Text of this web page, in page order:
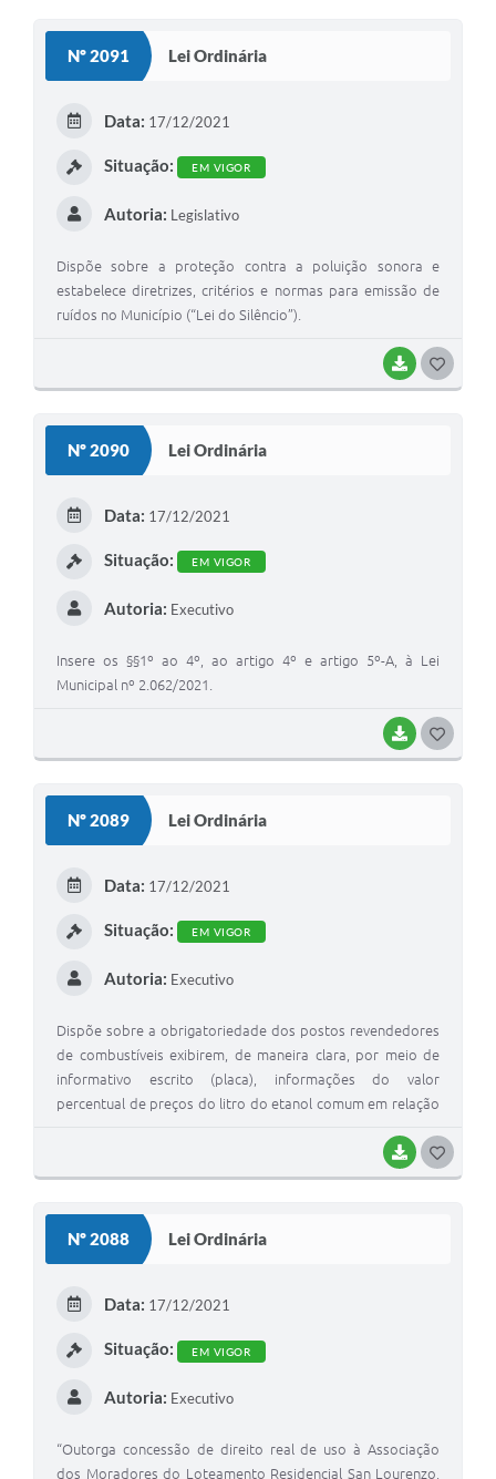
Nº 2091 Lei Ordinária
BAIXAR
Data: 17/12/2021
Situação: EM VIGOR
Autoria: Legislativo
Dispõe sobre a proteção contra a poluição sonora e
estabelece diretrizes, critérios e normas para emissão de
ruídos no Município (“Lei do Silêncio”).
Nº 2090 Lei Ordinária
BAIXAR
Data: 17/12/2021
Situação: EM VIGOR
Autoria: Executivo
Insere os §§1º ao 4º, ao artigo 4º e artigo 5º-A, à Lei
Municipal nº 2.062/2021.
Nº 2089 Lei Ordinária
BAIXAR
Data: 17/12/2021
Situação: EM VIGOR
Autoria: Executivo
Dispõe sobre a obrigatoriedade dos postos revendedores
de combustíveis exibirem, de maneira clara, por meio de
informativo escrito (placa), informações do valor
percentual de preços do litro do etanol comum em relação
Nº 2088 Lei Ordinária
Data: 17/12/2021
Situação: EM VIGOR
Autoria: Executivo
“Outorga concessão de direito real de uso à Associação
dos Moradores do Loteamento Residencial San Lourenzo,